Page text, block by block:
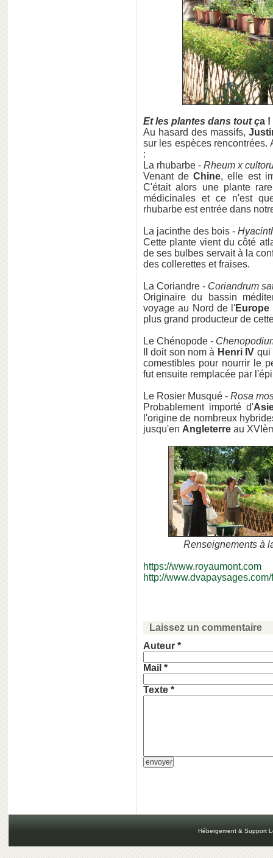
Et les plantes dans tout ça !
Au hasard des massifs,
sur les espèces rencontrées.
:
La rhubarbe - Rheum x
Venant deChine, elle est
C'était alors une plante
médicinales et ce n'est
rhubarbe est entrée dans
La jacinthe des bois -
Cette plante vient du côté
de ses bulbes servait à la
des collerettes et fraises.
La Coriandre - Coriandrum
Originaire du bassin
voyage au Nord de l'Europe
plus grand producteur de
Le Chénopode -
Il doit son nom à Henri IV qui
comestibles pour nourrir le
fut ensuite remplacée par
Le Rosier Musqué - Rosa
Probablement importé d'
l'origine de nombreux
jusqu'en Angleterre au
Renseignements
https://www.royaumont.com
http://
Laissez un commentaire
Auteur *
Mail *
Texte *
Hébergement & Support